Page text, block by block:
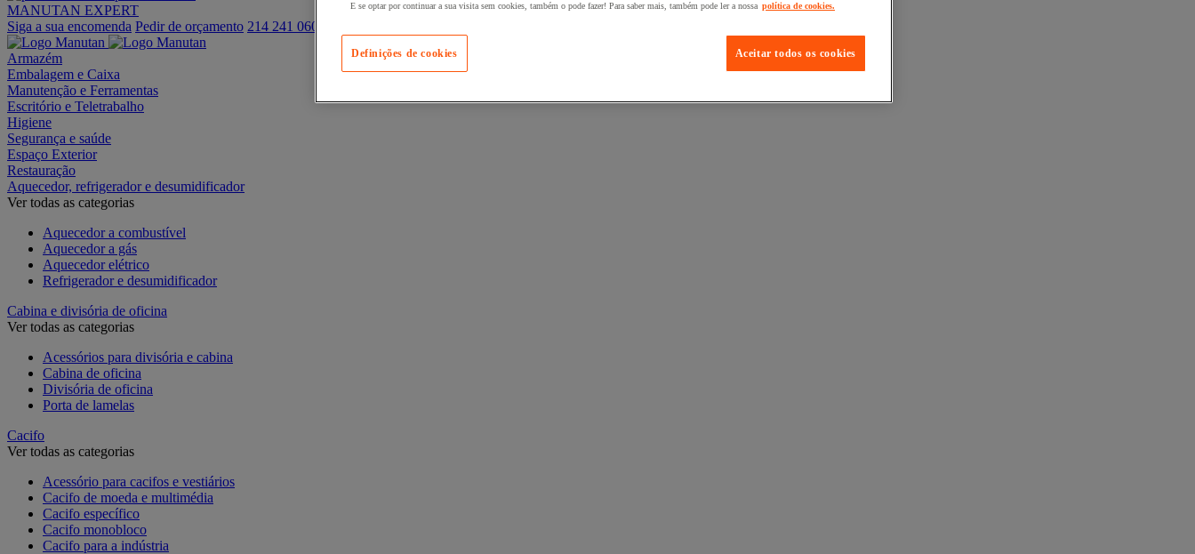
MANUTAN EXPERT
Siga a sua encomenda Pedir de orçamento 214 241 060
Armazém
Embalagem e Caixa
Manutenção e Ferramentas
Escritório e Teletrabalho
Higiene
Segurança e saúde
Espaço Exterior
Restauração
Aquecedor, refrigerador e desumidificador
Ver todas as categorias
Aquecedor a combustível
Aquecedor a gás
Aquecedor elétrico
Refrigerador e desumidificador
Cabina e divisória de oficina
Ver todas as categorias
Acessórios para divisória e cabina
Cabina de oficina
Divisória de oficina
Porta de lamelas
Cacifo
Ver todas as categorias
Acessório para cacifos e vestiários
Cacifo de moeda e multimédia
Cacifo específico
Cacifo monobloco
Cacifo para a indústria
E se optar por continuar a sua visita sem cookies, também o pode fazer! Para saber mais, também pode ler a nossa política de cookies.
Aceitar todos os cookies
Definições de cookies